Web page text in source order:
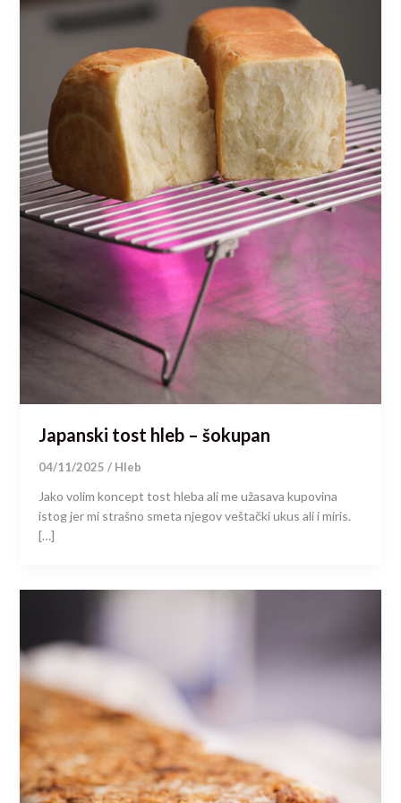
Japanski tost hleb – šokupan
04/11/2025 / Hleb
Jako volim koncept tost hleba ali me užasava kupovina
istog jer mi strašno smeta njegov veštački ukus ali i miris.
[…]